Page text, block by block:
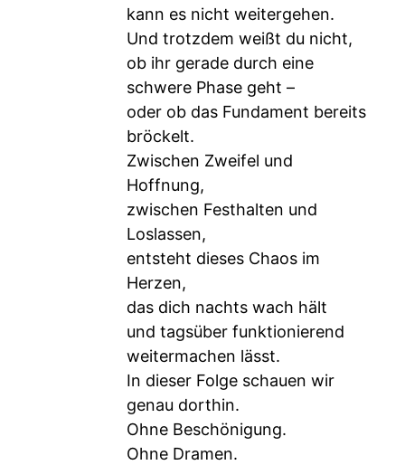
kann es nicht weitergehen.
Und trotzdem weißt du nicht,
ob ihr gerade durch eine
schwere Phase geht –
oder ob das Fundament bereits
bröckelt.
Zwischen Zweifel und
Hoffnung,
zwischen Festhalten und
Loslassen,
entsteht dieses Chaos im
Herzen,
das dich nachts wach hält
und tagsüber funktionierend
weitermachen lässt.
In dieser Folge schauen wir
genau dorthin.
Ohne Beschönigung.
Ohne Dramen.